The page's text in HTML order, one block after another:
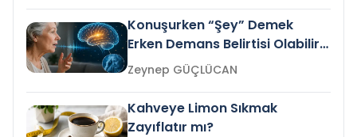
Konuşurken “Şey” Demek
Erken Demans Belirtisi Olabilir
mi?
Zeynep GÜÇLÜCAN
Kahveye Limon Sıkmak
Zayıflatır mı?